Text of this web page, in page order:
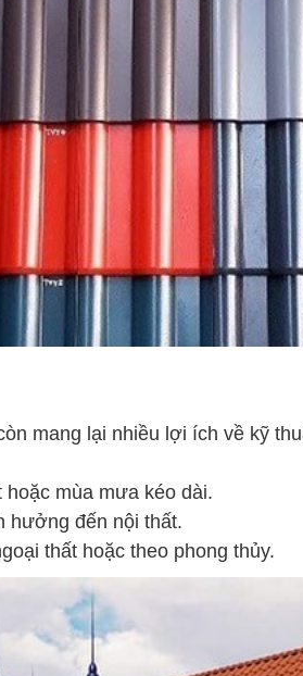
mang lại nhiều lợi ích về kỹ
mùa mưa kéo dài.
hưởng đến nội thất.
thất hoặc theo phong thủy.